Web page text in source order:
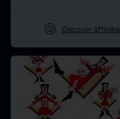
target Discover